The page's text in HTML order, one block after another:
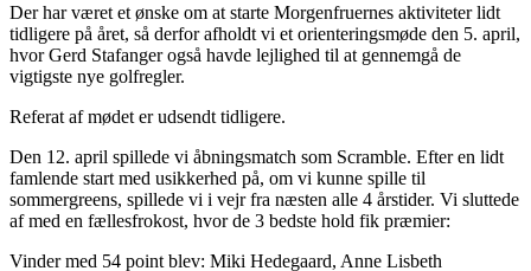
Der har været et ønske om at starte Morgenfruernes aktiviteter lidt
tidligere på året, så derfor afholdt vi et orienteringsmøde den 5. april,
hvor Gerd Stafanger også havde lejlighed til at gennemgå de
vigtigste nye golfregler.
Referat af mødet er udsendt tidligere.
Den 12. april spillede vi åbningsmatch som Scramble. Efter en lidt
famlende start med usikkerhed på, om vi kunne spille til
sommergreens, spillede vi i vejr fra næsten alle 4 årstider. Vi sluttede
af med en fællesfrokost, hvor de 3 bedste hold fik præmier:
Vinder med 54 point blev: Miki Hedegaard, Anne Lisbeth